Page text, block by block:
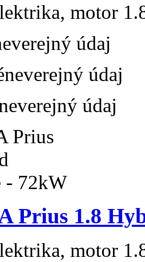
motor
údaj
neverejný údaj
údaj
Prius 1.8
motor